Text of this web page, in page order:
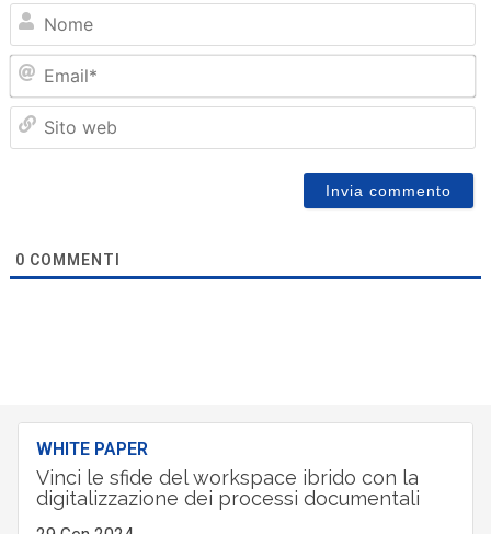
0 COMMENTI
WHITE PAPER
Vinci le sfide del workspace ibrido con la
digitalizzazione dei processi documentali